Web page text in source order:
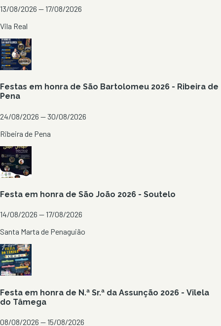
13/08/2026 — 17/08/2026
Vila Real
Festas em honra de São Bartolomeu 2026 - Ribeira de
Pena
24/08/2026 — 30/08/2026
Ribeira de Pena
Festa em honra de São João 2026 - Soutelo
14/08/2026 — 17/08/2026
Santa Marta de Penaguião
Festa em honra de N.ª Sr.ª da Assunção 2026 - Vilela
do Tâmega
08/08/2026 — 15/08/2026